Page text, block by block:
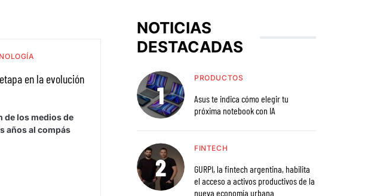
en la evolución
de los medios de
años al compás
NOTICIAS
DESTACADAS
PRODUCTOS
Asus te indica cómo elegir tu
próxima notebook con IA
FINTECH
GURPI, la fintech argentina, habilita
el acceso a activos productivos de la
nueva economía urbana